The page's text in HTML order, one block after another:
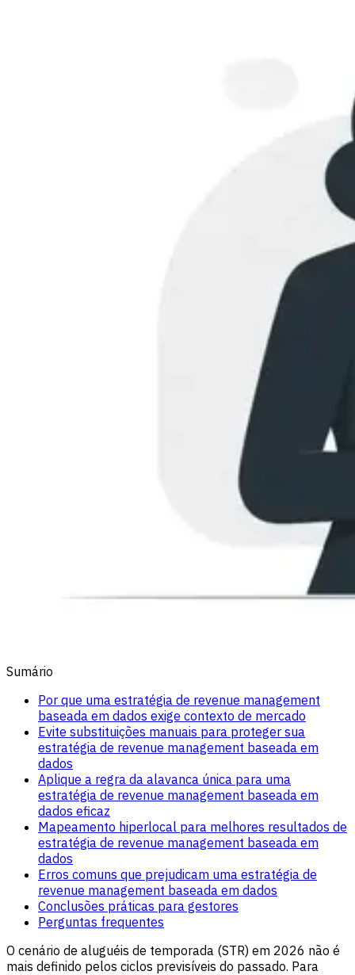
Sumário
Por que uma estratégia de revenue management
baseada em dados exige contexto de mercado
Evite substituições manuais para proteger sua
estratégia de revenue management baseada em
dados
Aplique a regra da alavanca única para uma
estratégia de revenue management baseada em
dados eficaz
Mapeamento hiperlocal para melhores resultados de
estratégia de revenue management baseada em
dados
Erros comuns que prejudicam uma estratégia de
revenue management baseada em dados
Conclusões práticas para gestores
Perguntas frequentes
O cenário de aluguéis de temporada (STR) em 2026 não é
mais definido pelos ciclos previsíveis do passado. Para